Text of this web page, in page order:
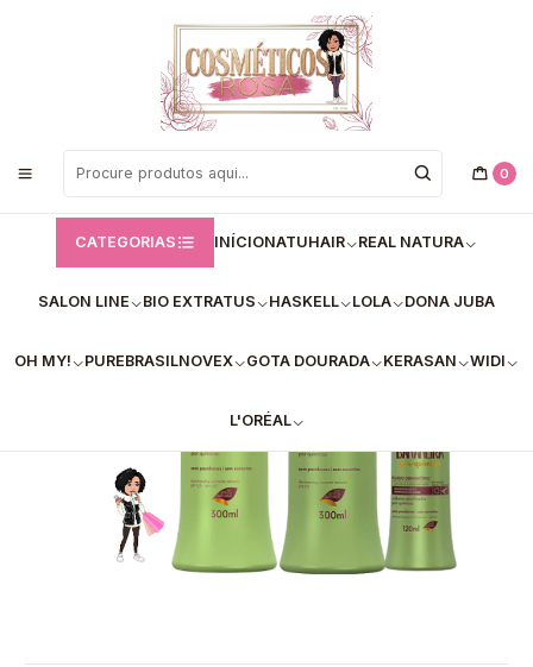
0
CATEGORIAS INÍCIONATUHAIR REAL NATURA
SALON LINE BIO EXTRATUS HASKELL LOLA DONA JUBA
OH MY! PUREBRASILNOVEX GOTA DOURADA KERASAN WIDI
L'ORÉAL
Bem vindos a Loja de Cosméticos Rosa!
Kit Haskell Bananeira Pós-Química – Recuperação e Reconstrução